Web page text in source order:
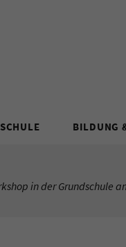
BILDUNG
in der Grundschule